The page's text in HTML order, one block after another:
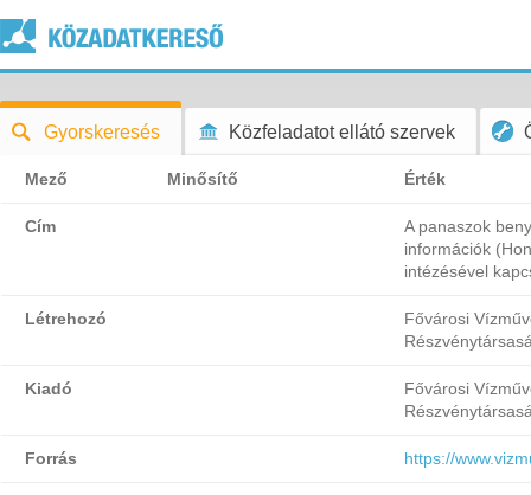
Gyorskeresés Közfeladatot ellátó szervek
Mező Minősítő Érték
Cím
A panaszok
információk
intézésével
Létrehozó
Fővárosi
Kiadó
Fővárosi
Forrás https://